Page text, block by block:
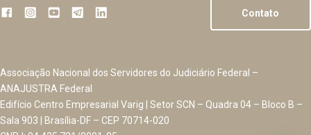
Contato
Associação Nacional dos Servidores do Judiciário Federal –
ANAJUSTRA Federal
Edifício Centro Empresarial Varig | Setor SCN – Quadra 04 – Bloco B –
Sala 903 | Brasília-DF – CEP 70714-020